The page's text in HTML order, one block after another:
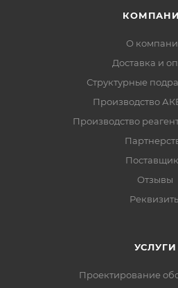
О
Доставка и
Структурные
Производство
Производство
Отзывы
УСЛУГИ
Проектирование